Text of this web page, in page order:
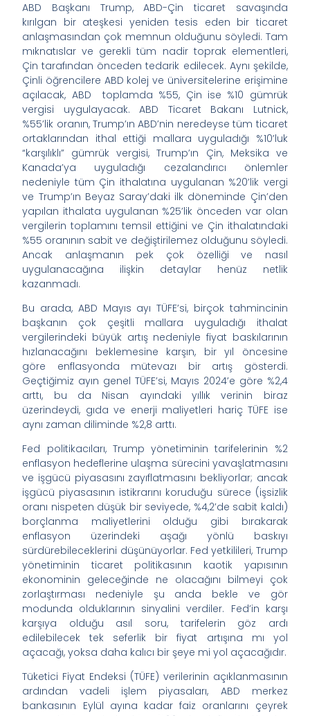
ABD Başkanı Trump, ABD-Çin ticaret savaşında
kırılgan bir ateşkesi yeniden tesis eden bir ticaret
anlaşmasından çok memnun olduğunu söyledi. Tam
mıknatıslar ve gerekli tüm nadir toprak elementleri,
Çin tarafından önceden tedarik edilecek. Aynı şekilde,
Çinli öğrencilere ABD kolej ve üniversitelerine erişimine
açılacak, ABD toplamda %55, Çin ise %10 gümrük
vergisi uygulayacak. ABD Ticaret Bakanı Lutnick,
%55’lik oranın, Trump’ın ABD’nin neredeyse tüm ticaret
ortaklarından ithal ettiği mallara uyguladığı %10’luk
“karşılıklı” gümrük vergisi, Trump’ın Çin, Meksika ve
Kanada’ya uyguladığı cezalandırıcı önlemler
nedeniyle tüm Çin ithalatına uygulanan %20’lik vergi
ve Trump’ın Beyaz Saray’daki ilk döneminde Çin’den
yapılan ithalata uygulanan %25’lik önceden var olan
vergilerin toplamını temsil ettiğini ve Çin ithalatındaki
%55 oranının sabit ve değiştirilemez olduğunu söyledi.
Ancak anlaşmanın pek çok özelliği ve nasıl
uygulanacağına ilişkin detaylar henüz netlik
kazanmadı.
Bu arada, ABD Mayıs ayı TÜFE’si, birçok tahmincinin
başkanın çok çeşitli mallara uyguladığı ithalat
vergilerindeki büyük artış nedeniyle fiyat baskılarının
hızlanacağını beklemesine karşın, bir yıl öncesine
göre enflasyonda mütevazı bir artış gösterdi.
Geçtiğimiz ayın genel TÜFE’si, Mayıs 2024’e göre %2,4
arttı, bu da Nisan ayındaki yıllık verinin biraz
üzerindeydi, gıda ve enerji maliyetleri hariç TÜFE ise
aynı zaman diliminde %2,8 arttı.
Fed politikacıları, Trump yönetiminin tarifelerinin %2
enflasyon hedeflerine ulaşma sürecini yavaşlatmasını
ve işgücü piyasasını zayıflatmasını bekliyorlar; ancak
işgücü piyasasının istikrarını koruduğu sürece (işsizlik
oranı nispeten düşük bir seviyede, %4,2’de sabit kaldı)
borçlanma maliyetlerini olduğu gibi bırakarak
enflasyon üzerindeki aşağı yönlü baskıyı
sürdürebileceklerini düşünüyorlar. Fed yetkilileri, Trump
yönetiminin ticaret politikasının kaotik yapısının
ekonominin geleceğinde ne olacağını bilmeyi çok
zorlaştırması nedeniyle şu anda bekle ve gör
modunda olduklarının sinyalini verdiler. Fed’in karşı
karşıya olduğu asıl soru, tarifelerin göz ardı
edilebilecek tek seferlik bir fiyat artışına mı yol
açacağı, yoksa daha kalıcı bir şeye mi yol açacağıdır.
Tüketici Fiyat Endeksi (TÜFE) verilerinin açıklanmasının
ardından vadeli işlem piyasaları, ABD merkez
bankasının Eylül ayına kadar faiz oranlarını çeyrek